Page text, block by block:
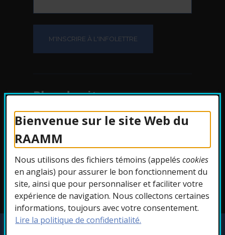
Bienvenue sur le site Web du
RAAMM
Nous utilisons des fichiers témoins (appeléscookies
en anglais) pour assurer le bon fonctionnement du
site, ainsi que pour personnaliser et faciliter votre
expérience de navigation. Nous collectons certaines
informations, toujours avec votre consentement.
Lire la politique de confidentialité.
Plan du site
Protection des
renseignements
Accessibilité